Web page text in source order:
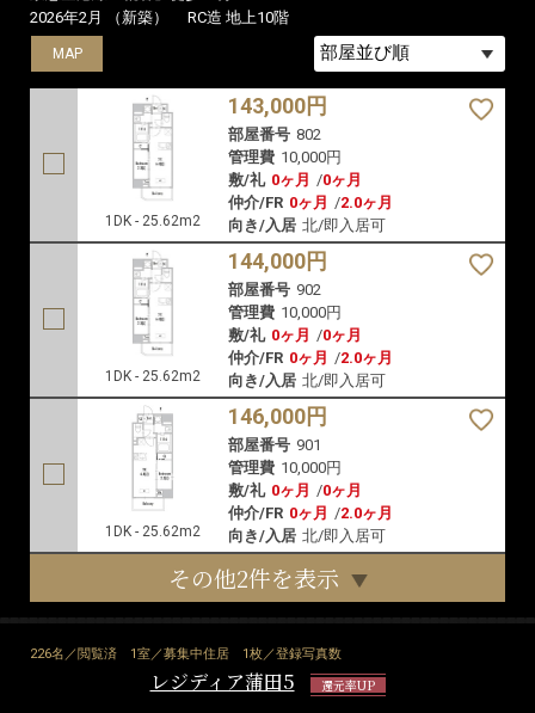
2026年2月 （新築）
RC造 地上10階
MAP
1DK - 25.62m2
143,000円
部屋番号 802
管理費 10,000円
敷/礼 0ヶ月 /0ヶ月
仲介/FR 0ヶ月 /2.0ヶ月
向き/入居 北/即入居可
MAP
1DK - 25.62m2
144,000円
部屋番号 902
管理費 10,000円
敷/礼 0ヶ月 /0ヶ月
仲介/FR 0ヶ月 /2.0ヶ月
向き/入居 北/即入居可
MAP
1DK - 25.62m2
146,000円
部屋番号 901
管理費 10,000円
敷/礼 0ヶ月 /0ヶ月
仲介/FR 0ヶ月 /2.0ヶ月
向き/入居 北/即入居可
その他2件を表示
226名／閲覧済 1室／募集中住居 1枚／登録写真数
レジディア蒲田5 還元率UP